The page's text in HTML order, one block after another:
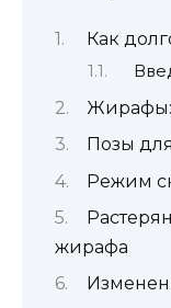
Как
Жирафы:
Позы
Режим
жирафа